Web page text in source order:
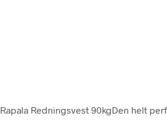
. Rapala Redningsvest 90kgDen helt